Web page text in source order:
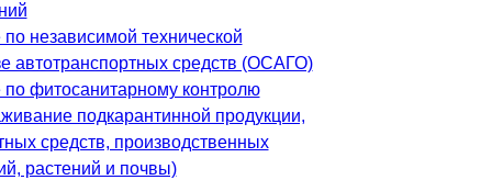
независимой технической
автотранспортных средств (ОСАГО)
фитосанитарному контролю
подкарантинной продукции,
средств, производственных
растений и почвы)